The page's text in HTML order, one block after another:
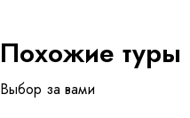
Похожие туры
Выбор за вами